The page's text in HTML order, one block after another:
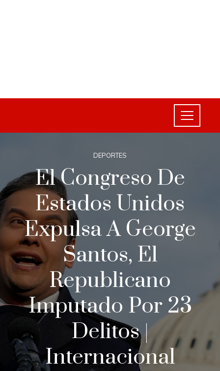
DEPORTES
El Congreso De
Estados Unidos
Expulsa A George
Santos, El
Republicano
Imputado Por 23
Delitos |
Internacional